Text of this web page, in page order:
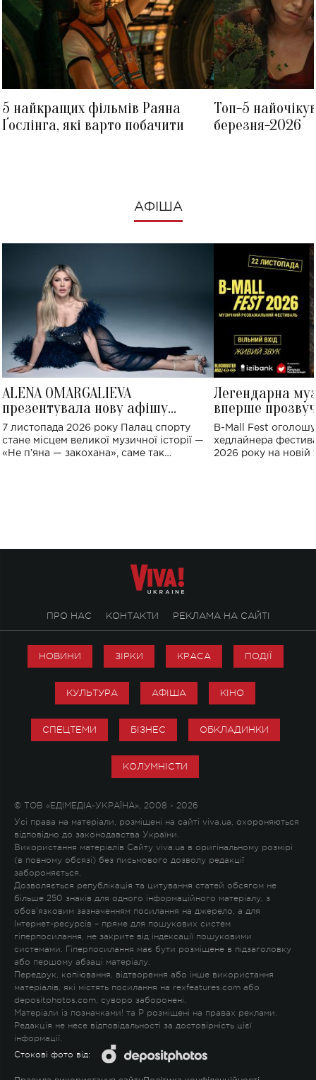
5 найкращих фільмів Раяна
Ґослінга, які варто побачити
Топ-5
березня-2026
АФІША
ALENA OMARGALIEVA
презентувала нову афішу
великого концерту в Палаці
спорту
7 листопада 2026 року Палац спорту
стане місцем великої музичної історії —
«Не пʼяна — закохана», саме так
Легендарна
вперше
Україні: де
B-Mall Fest
хедлайнера
2026 року на новій
ПРО НАС КОНТАКТИ РЕКЛАМА НА САЙТІ
НОВИНИ ЗІРКИ КРАСА ПОДІЇ
КУЛЬТУРА АФІША КІНО
СПЕЦТЕМИ БІЗНЕС ОБКЛАДИНКИ
КОЛУМНІСТИ
© ТОВ «ЕДІМЕДІА-УКРАЇНА», 2008 - 2026
Усі права на матеріали, розміщені на сайті viva.ua, охороняються
відповідно до законодавства України.
Використання матеріалів Сайту viva.ua в оригінальному розмірі
(в повному обсязі) без письмового дозволу редакції
забороняється.
Дозволяється републікація та цитування статей обсягом не
більше 250 знаків для одного інформаційного матеріалу, з
обов'язковим зазначенням посилання на джерело, а для
Інтернет-ресурсів – пряме для пошукових систем
гіперпосилання, не закрите від індексації пошуковими
системами. Гіперпосилання має бути розміщене в підзаголовку
або першому абзаці матеріалу.
Передрук, копіювання, відтворення або інше використання
матеріалів, які містять посилання на rexfeatures.com або
depositphotos.com, суворо заборонені.
Матеріали із позначками! та P розміщені на правах реклами.
Редакція не несе відповідальності за достовірність цієї
інформації.
Стокові фото від: